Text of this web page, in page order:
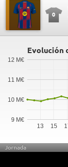
0
Evolución
13 15
9 M€
10 M€
11 M€
12 M€
Jornada